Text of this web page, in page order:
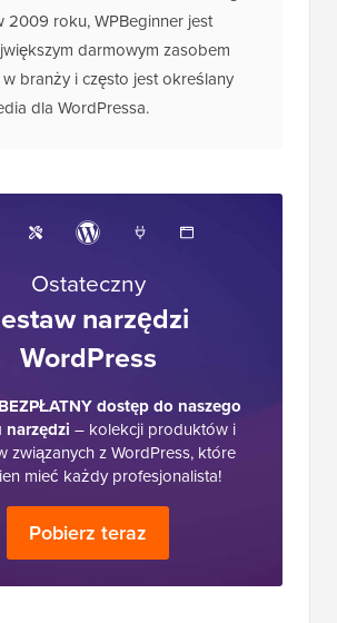
2009 roku, WPBeginner jest
darmowym zasobem
branży i często jest określany
dla WordPressa.
Ostateczny
narzędzi
WordPress
dostęp do naszego
narzędzi – kolekcji produktów i
związanych z WordPress, które
mieć każdy profesjonalista!
Pobierz teraz